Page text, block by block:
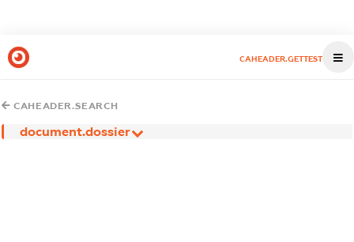
CAHEADER.GETTEST
CAHEADER.SEARCH
document.dossier